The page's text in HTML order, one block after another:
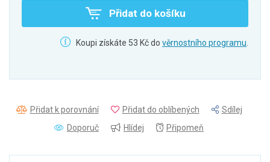
Přidat do košíku
Koupi získáte 53 Kč do věrnostního programu
Přidat k porovnání Přidat do oblíbených
Sdílej
Doporuč
Hlídej Připomeň